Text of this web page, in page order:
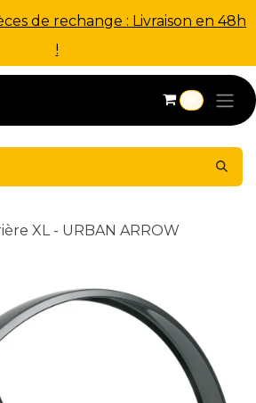
de rechange : Livraison en 48h
!
0
XL - URBAN ARROW